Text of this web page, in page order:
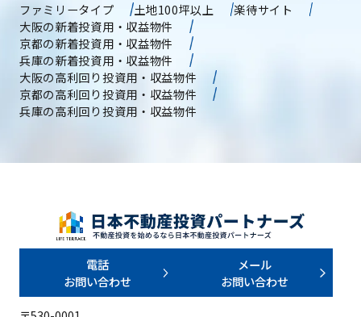
ファミリータイプ
土地100坪以上
楽待サイト
大阪の新着投資用・収益物件
京都の新着投資用・収益物件
兵庫の新着投資用・収益物件
大阪の高利回り投資用・収益物件
京都の高利回り投資用・収益物件
兵庫の高利回り投資用・収益物件
電話
お問い合わせ
メール
お問い合わせ